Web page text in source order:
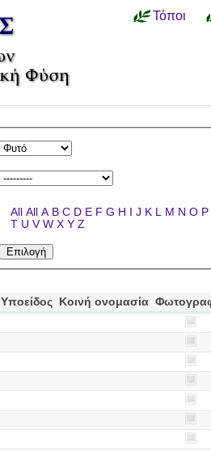
Τόποι
All All A B C D E F G H I J K L M N O P
T U V W X Y Z
Υποείδος Κοινή ονομασία